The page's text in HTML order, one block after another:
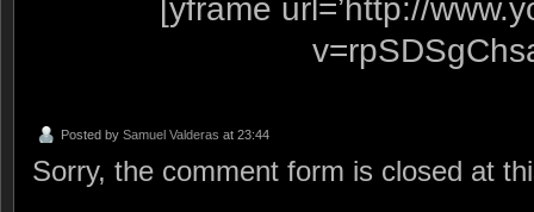
[yframe url=’http://
Posted by Samuel Valderas at 23:44
Sorry, the comment form is closed at